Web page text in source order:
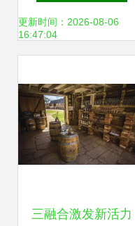
摘经济”激发新疆农
更新时间：2026-08-06
16:47:04
三融合激发新活力